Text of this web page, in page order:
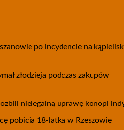
po incydencie na
złodzieja podczas zakupów
nielegalną uprawę konopi
pobicia 18-latka w Rzeszowie